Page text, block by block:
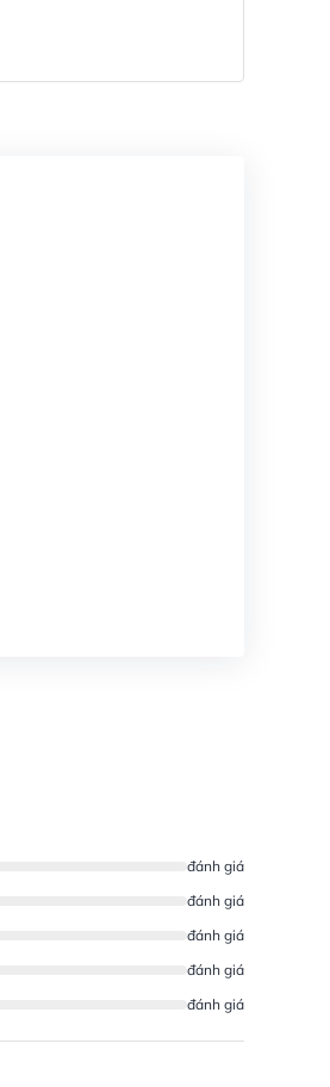
đánh giá
đánh giá
đánh giá
đánh giá
đánh giá